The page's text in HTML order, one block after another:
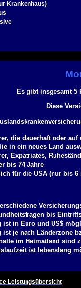
Krankenhaus)
Es gibt insgesamt 5
Diese
die dauerhaft oder
in ein neues Land
Expatriates,
bis 74 Jahre
für die USA (nur bis 6
bis
ist in Euro und US$
ist je nach Länderzone
im Heimatland sind
ist lebenslang
Leistungsübersicht